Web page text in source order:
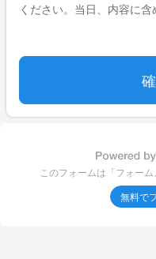
ください。当日、内容に含
このフォームは「フォー
無料で